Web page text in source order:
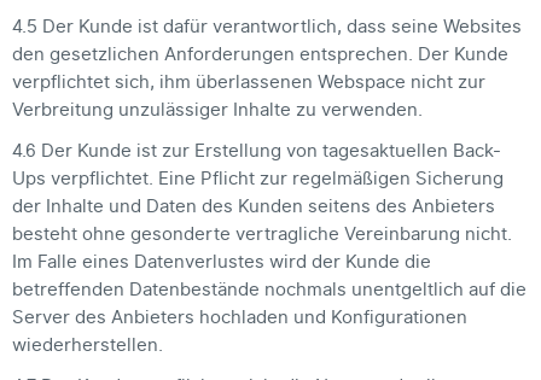
4.5 Der Kunde ist dafür verantwortlich, dass seine Websites
den gesetzlichen Anforderungen entsprechen. Der Kunde
verpflichtet sich, ihm überlassenen Webspace nicht zur
Verbreitung unzulässiger Inhalte zu verwenden.
4.6 Der Kunde ist zur Erstellung von tagesaktuellen Back-
Ups verpflichtet. Eine Pflicht zur regelmäßigen Sicherung
der Inhalte und Daten des Kunden seitens des Anbieters
besteht ohne gesonderte vertragliche Vereinbarung nicht.
Im Falle eines Datenverlustes wird der Kunde die
betreffenden Datenbestände nochmals unentgeltlich auf die
Server des Anbieters hochladen und Konfigurationen
wiederherstellen.